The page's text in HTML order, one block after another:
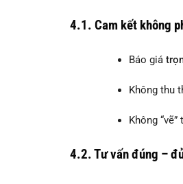
4.1. Cam kết không
Báo giá
Không thu
Không
4.2. Tư vấn đúng –